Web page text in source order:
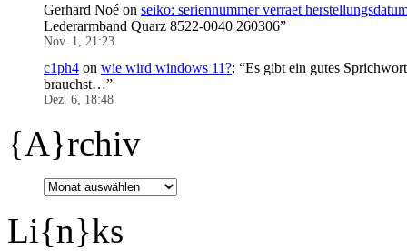
Gerhard Noé on seiko: seriennummer verraet
Lederarmband Quarz 8522-0040 260306”
Nov. 1, 21:23
c1ph4 on wie wird windows 11?: “Es gibt ein gutes
brauchst…”
Dez. 6, 18:48
{A}rchiv
Li{n}ks